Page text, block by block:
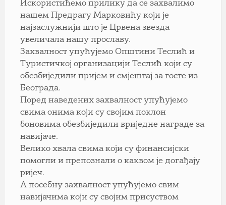
Искористићемо прилику да се захвалимо
нашем Предрагу Марковићу који је
најзаслужнији што је Црвена звезда
увеличала нашу прославу.
Захвалност упућујемо Општини Теслић и
Туристичкој организацији Теслић који су
обезбиједили пријем и смјештај за госте из
Београда.
Поред наведених захвалност упућујемо
свима онима који су својим поклон
боновима обезбиједили вриједне награде за
навијаче.
Велико хвала свима који су финансијски
помогли и препознали о каквом је догађају
ријеч.
А посебну захвалност упућујемо свим
навијачима који су својим присуством